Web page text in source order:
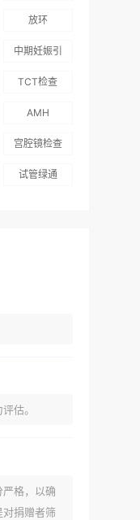
划”：抱娃
放环
中期妊娠引
TCT检查
AMH
宫腔镜检查
试管绿通
估。
格，以确
捐赠者筛